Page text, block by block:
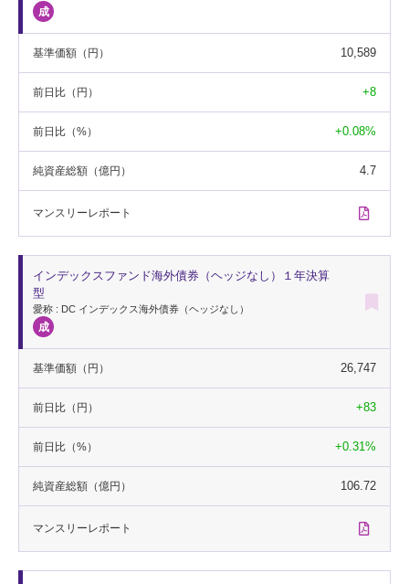
基準価額 （円） 10,589
前日比 （円） +8
前日比 （%） +0.08%
純資産総額 （億円） 4.7
マンスリーレポート
インデックスファンド海外債券（ヘッジなし）１年決算
型
愛称 : DC インデックス海外債券（ヘッジなし）
基準価額 （円） 26,747
前日比 （円） +83
前日比 （%） +0.31%
純資産総額 （億円） 106.72
マンスリーレポート